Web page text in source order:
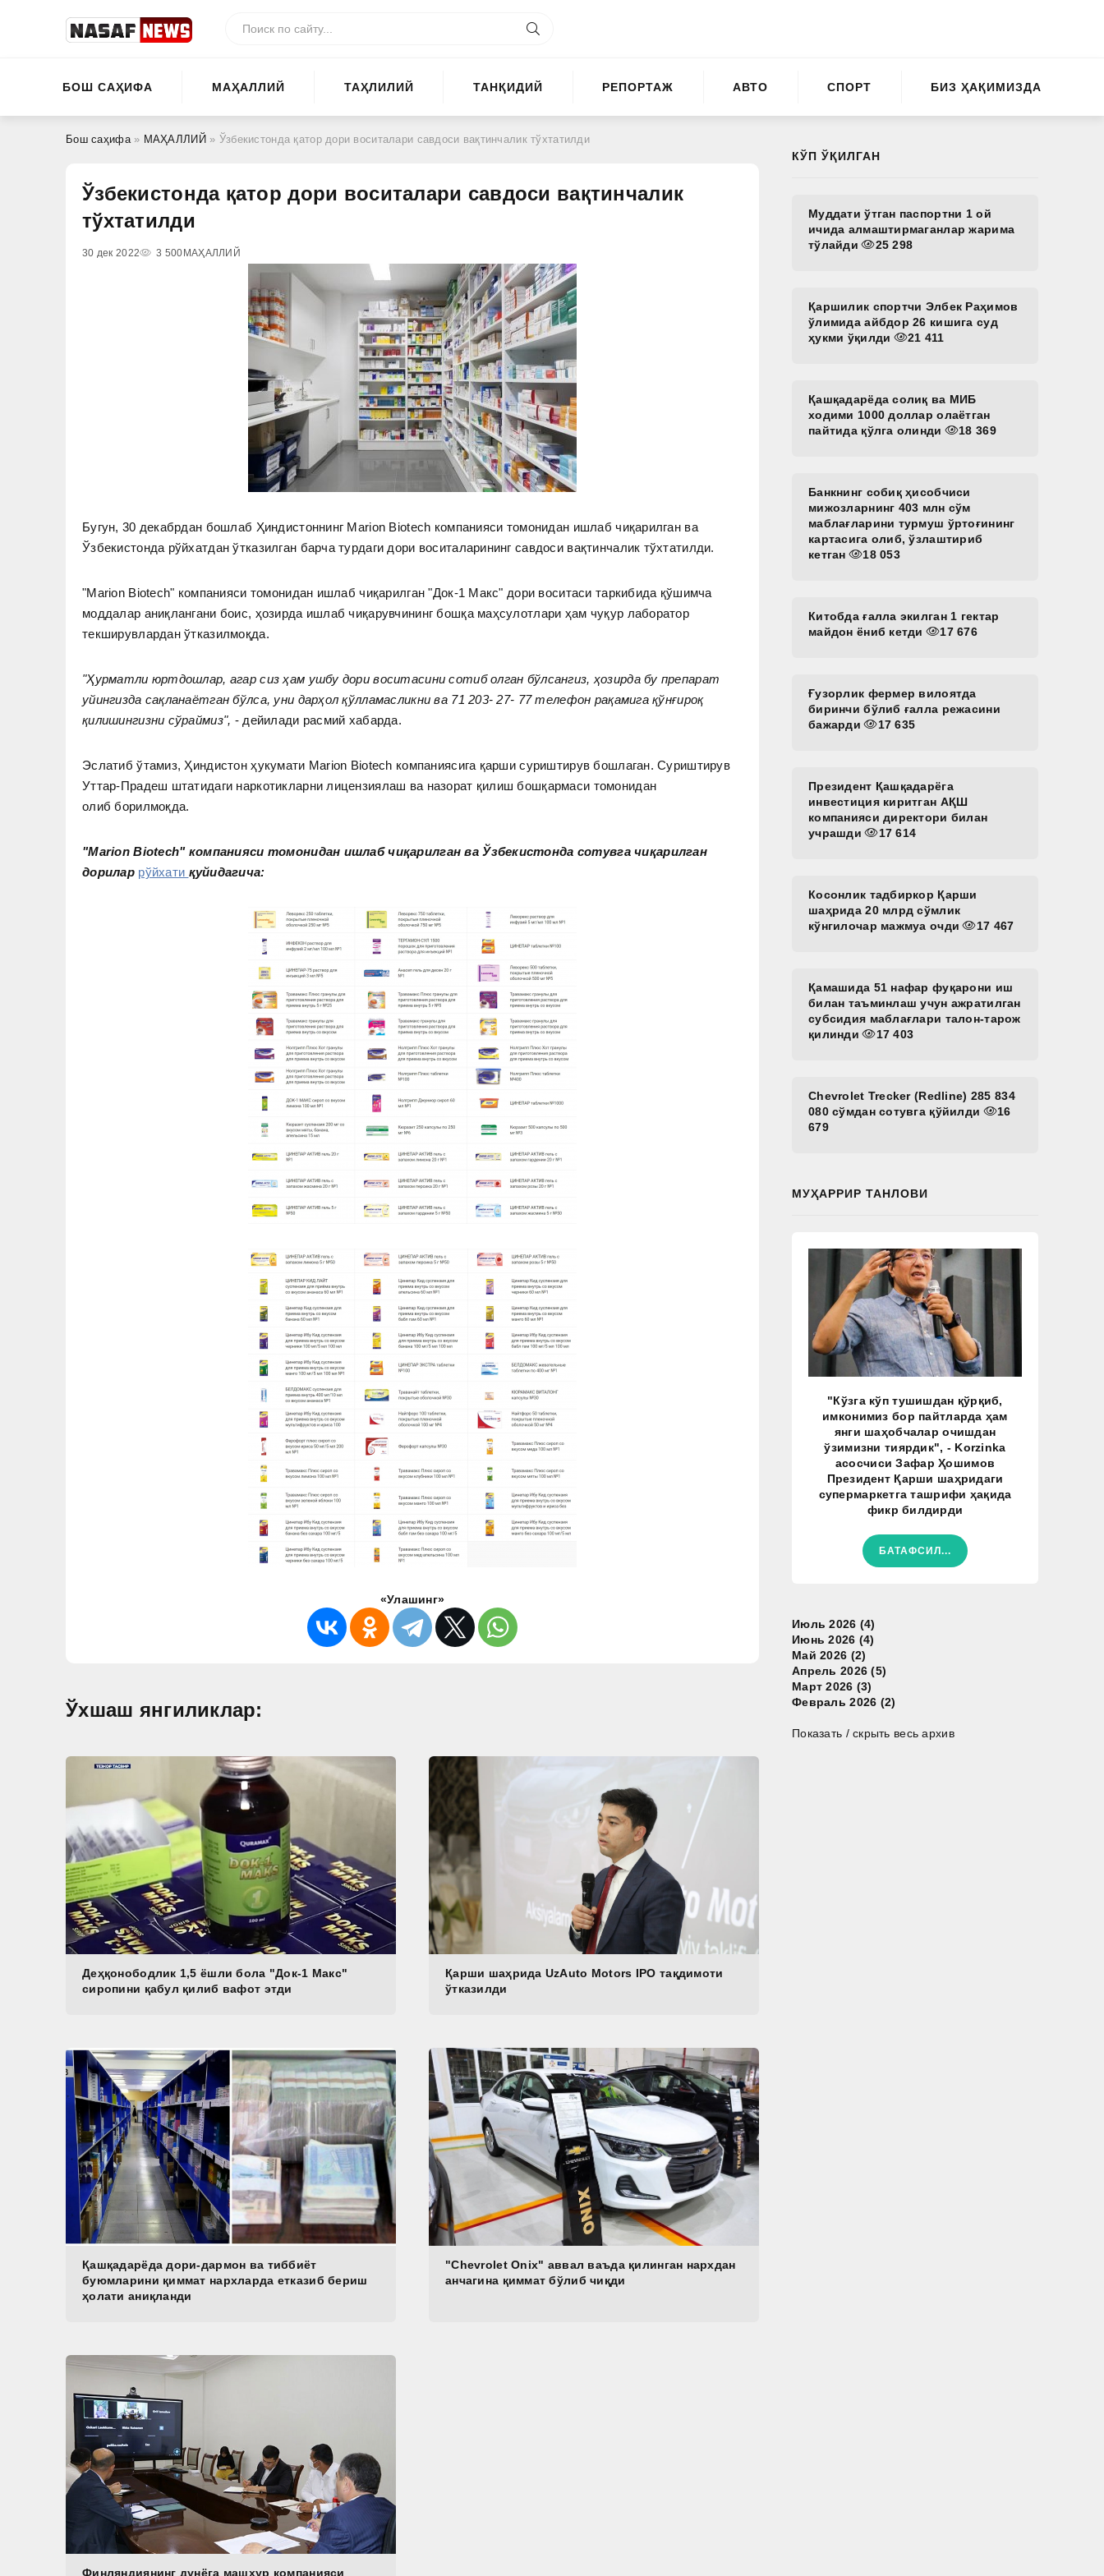
БОШ САҲИФА МАҲАЛЛИЙ ТАҲЛИЛИЙ ТАНҚИДИЙ РЕПОРТАЖ АВТО СПОРТ БИЗ ҲАҚИМИЗДА
Бош саҳифа» МАҲАЛЛИЙ » Ўзбекистонда қатор дори воситалари савдоси вақтинчалик тўхтатилди
Ўзбекистонда қатор дори воситалари савдоси вақтинчалик
тўхтатилди
30 дек 2022 3 500 МАҲАЛЛИЙ
Бугун, 30 декабрдан бошлаб Ҳиндистоннинг Marion Biotech компанияси томонидан ишлаб чиқарилган ва
Ўзбекистонда рўйхатдан ўтказилган барча турдаги дори воситаларининг савдоси вақтинчалик тўхтатилди.
"Marion Biotech" компанияси томонидан ишлаб чиқарилган "Док-1 Макс" дори воситаси таркибида қўшимча
моддалар аниқлангани боис, ҳозирда ишлаб чиқарувчининг бошқа маҳсулотлари ҳам чуқур лаборатор
текширувлардан ўтказилмоқда.
"Ҳурматли юртдошлар, агар сиз ҳам ушбу дори воситасини сотиб олган бўлсангиз, ҳозирда бу препарат
уйингизда сақланаётган бўлса, уни дарҳол қўлламасликни ва 71 203- 27- 77 телефон рақамига қўнғироқ
қилишингизни сўраймиз", - дейилади расмий хабарда.
Эслатиб ўтамиз, Ҳиндистон ҳукумати Marion Biotech компаниясига қарши суриштирув бошлаган. Суриштирув
Уттар-Прадеш штатидаги наркотикларни лицензиялаш ва назорат қилиш бошқармаси томонидан
олиб борилмоқда.
"Marion Biotech" компанияси томонидан ишлаб чиқарилган ва Ўзбекистонда сотувга чиқарилган
дорилар рўйхати қуйидагича:
«Улашинг»
Ўхшаш янгиликлар:
Деҳқонободлик 1,5 ёшли бола "Док-1 Макс"
сиропини қабул қилиб вафот этди
Қарши шаҳрида UzAuto Motors IPO тақдимоти
ўтказилди
Қашқадарёда дори-дармон ва тиббиёт
буюмларини қиммат нархларда етказиб бериш
ҳолати аниқланди
"Chevrolet Onix" аввал ваъда қилинган нархдан
анчагина қиммат бўлиб чиқди
Финляндиянинг дунёга машҳур компанияси
КЎП ЎҚИЛГАН
Муддати ўтган паспортни 1 ой
ичида алмаштирмаганлар жарима
тўлайди
25 298
Қаршилик спортчи Элбек Раҳимов
ўлимида айбдор 26 кишига суд
ҳукми ўқилди
21 411
Қашқадарёда солиқ ва МИБ
ходими 1000 доллар олаётган
пайтида қўлга олинди
18 369
Банкнинг собиқ ҳисобчиси
мижозларнинг 403 млн сўм
маблағларини турмуш ўртоғининг
картасига олиб, ўзлаштириб
кетган
18 053
Китобда ғалла экилган 1 гектар
майдон ёниб кетди
17 676
Ғузорлик фермер вилоятда
биринчи бўлиб ғалла режасини
бажарди
17 635
Президент Қашқадарёга
инвестиция киритган АҚШ
компанияси директори билан
учрашди
17 614
Косонлик тадбиркор Қарши
шаҳрида 20 млрд сўмлик
кўнгилочар мажмуа очди
17 467
Қамашида 51 нафар фуқарони иш
билан таъминлаш учун ажратилган
субсидия маблағлари талон-тарож
қилинди
17 403
Chevrolet Trecker (Redline) 285 834
080 сўмдан сотувга қўйилди
16
679
МУҲАРРИР ТАНЛОВИ
"Кўзга кўп тушишдан қўрқиб,
имконимиз бор пайтларда ҳам
янги шаҳобчалар очишдан
ўзимизни тиярдик", - Korzinka
асосчиси Зафар Ҳошимов
Президент Қарши шаҳридаги
супермаркетга ташрифи ҳақида
фикр билдирди
БАТАФСИЛ...
Июль 2026 (4)
Июнь 2026 (4)
Май 2026 (2)
Апрель 2026 (5)
Март 2026 (3)
Февраль 2026 (2)
Показать / скрыть весь архив